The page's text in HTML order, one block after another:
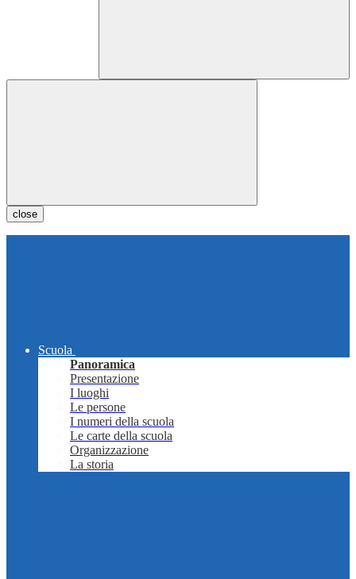
close
Scuola
Panoramica
Presentazione
I luoghi
Le persone
I numeri della scuola
Le carte della scuola
Organizzazione
La storia